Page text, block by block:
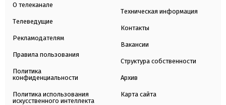
О телеканале
Телеведущие
Рекламодателям
Правила пользования
Политика
конфиденциальности
Политика использования
искусственного интеллекта
Техническая информация
Контакты
Вакансии
Структура собственности
Архив
Карта сайта